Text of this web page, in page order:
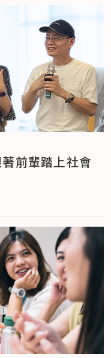
前輩踏上社會